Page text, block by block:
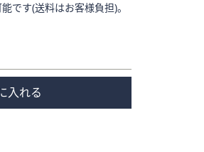
です(送料はお客様負担)。
入れる